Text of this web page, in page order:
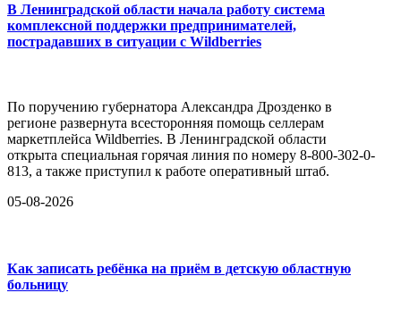
В Ленинградской области начала работу система
комплексной поддержки предпринимателей,
пострадавших в ситуации с Wildberries
По поручению губернатора Александра Дрозденко в
регионе развернута всесторонняя помощь селлерам
маркетплейса Wildberries. В Ленинградской области
открыта специальная горячая линия по номеру 8-800-302-0-
813, а также приступил к работе оперативный штаб.
05-08-2026
Как записать ребёнка на приём в детскую областную
больницу